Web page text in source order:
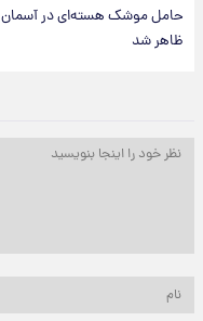
حامل موشک هسته‌ای در آسمان
ظاهر شد